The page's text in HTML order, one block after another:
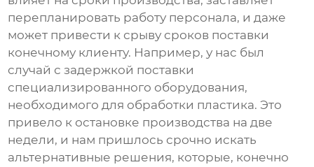
перепланировать работу персонала, и даже
может привести к срыву сроков поставки
конечному клиенту. Например, у нас был
случай с задержкой поставки
специализированного оборудования,
необходимого для обработки пластика. Это
привело к остановке производства на две
недели, и нам пришлось срочно искать
альтернативные решения, которые, конечно